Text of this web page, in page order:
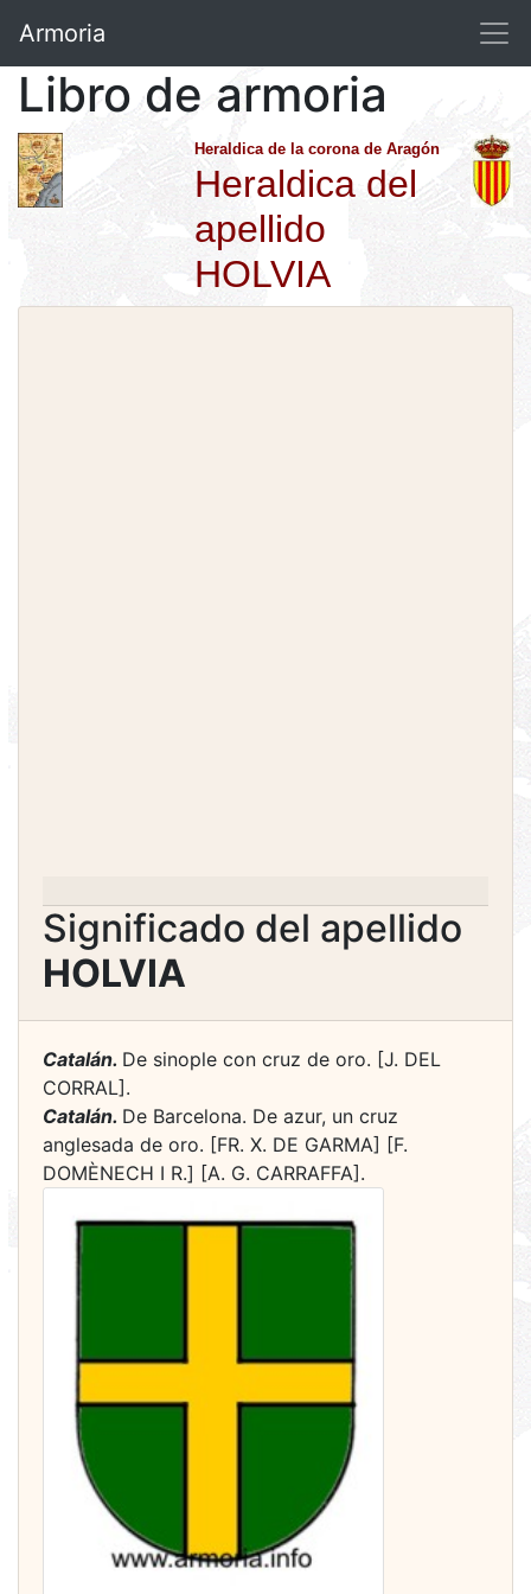
Armoria
Libro de armoria
Heraldica de la corona de Aragón
Heraldica del
apellido
HOLVIA
Significado del apellido
HOLVIA
Catalán. De sinople con cruz de oro. [J. DEL
CORRAL].
Catalán. De Barcelona. De azur, un cruz
anglesada de oro. [FR. X. DE GARMA] [F.
DOMÈNECH I R.] [A. G. CARRAFFA].